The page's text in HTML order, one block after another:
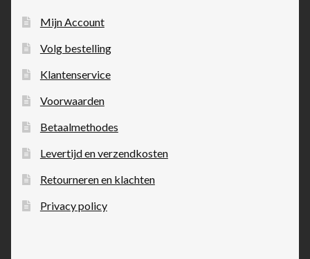
Mijn Account
Volg bestelling
Klantenservice
Voorwaarden
Betaalmethodes
Levertijd en verzendkosten
Retourneren en klachten
Privacy policy